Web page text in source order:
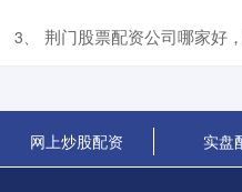
线上股票配资门户
2025-09-12
行股票，无需向公众公开募集。
3、 荆门股票配资公司哪家好
网上炒股配资 实盘